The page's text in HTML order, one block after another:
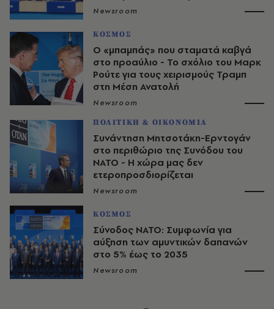
Newsroom
ΚΟΣΜΟΣ
Ο «μπαμπάς» που σταματά καβγά
στο προαύλιο - Το σχόλιο του Μαρκ
Ρούτε για τους χειρισμούς Τραμπ
στη Μέση Ανατολή
Newsroom
ΠΟΛΙΤΙΚΗ & ΟΙΚΟΝΟΜΙΑ
Συνάντηση Μητσοτάκη-Ερντογάν
στο περιθώριο της Συνόδου του
ΝΑΤΟ - Η χώρα μας δεν
ετεροπροσδιορίζεται
Newsroom
ΚΟΣΜΟΣ
Σύνοδος ΝΑΤΟ: Συμφωνία για
αύξηση των αμυντικών δαπανών
στο 5% έως το 2035
Newsroom